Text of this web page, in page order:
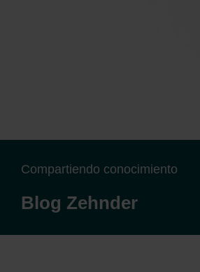
Compartiendo conocimiento
Blog Zehnder